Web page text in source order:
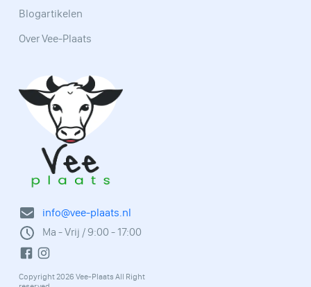
info@vee-plaats.nl
Ma - Vrij / 9:00 - 17:00
Copyright 2026 Vee-Plaats All Right
Blogartikelen
Over Vee-Plaats